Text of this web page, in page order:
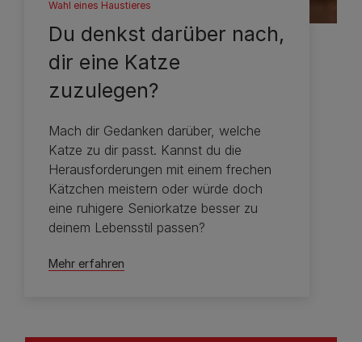
Wahl eines Haustieres
Du denkst darüber nach,
dir eine Katze
zuzulegen?
Mach dir Gedanken darüber, welche
Katze zu dir passt. Kannst du die
Herausforderungen mit einem frechen
Kätzchen meistern oder würde doch
eine ruhigere Seniorkatze besser zu
deinem Lebensstil passen?
Mehr erfahren